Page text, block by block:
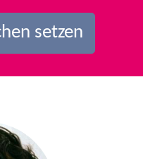
setzen